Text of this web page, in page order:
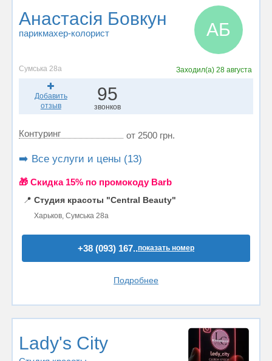
Анастасія Бовкун
парикмахер-колорист АБ
Сумська 28а Заходил(а)28 августа
Добавить
отзыв
95
звонков
Контуринг от 2500 грн.
➡️ Все услуги и цены (13)
🎁 Cкидка 15% по промокоду Barb
📍 Студия красоты "Central Beauty"
Харьков, Сумська 28а
+38 (093) 167..показать номер
Подробнее
Lady's City